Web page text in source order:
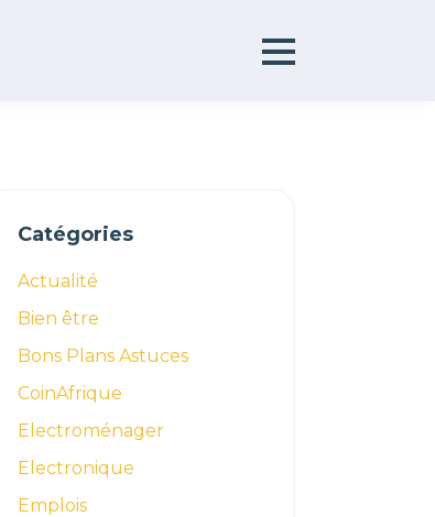
Sidebar
Catégories
Actualité
Bien être
Bons Plans Astuces
CoinAfrique
Electroménager
Electronique
Emplois